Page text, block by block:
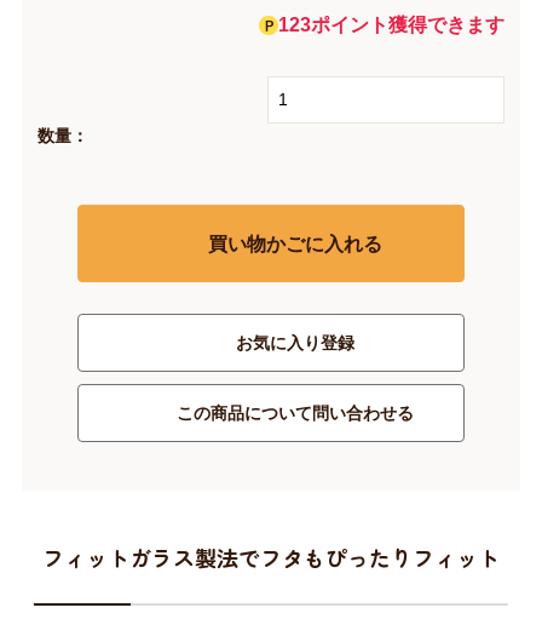
123ポイント獲得できます
数量：
買い物かごに入れる
お気に入り登録
この商品について問い合わせる
フィットガラス製法でフタもぴったりフィット